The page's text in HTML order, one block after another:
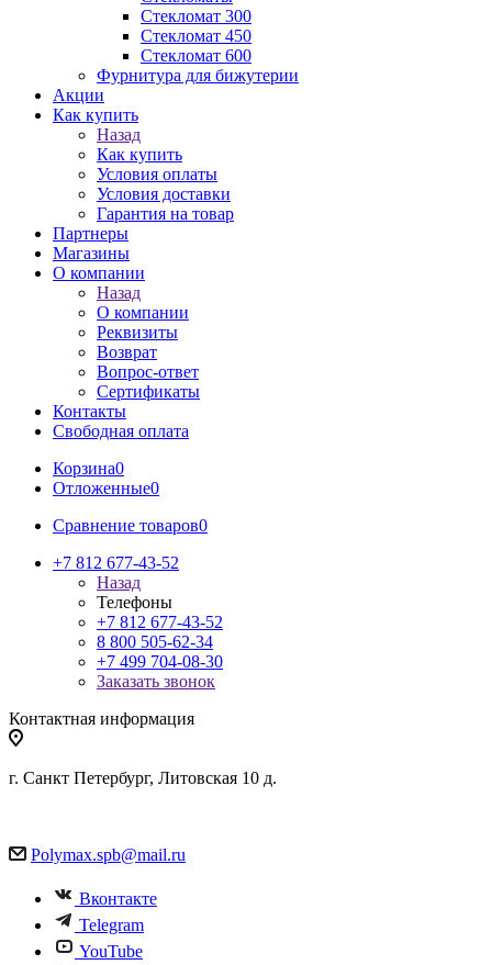
Стекломат 300
Стекломат 450
Стекломат 600
Фурнитура для бижутерии
Акции
Как купить
Назад
Как купить
Условия оплаты
Условия доставки
Гарантия на товар
Партнеры
Магазины
О компании
Назад
О компании
Реквизиты
Возврат
Вопрос-ответ
Сертификаты
Контакты
Свободная оплата
Корзина0
Отложенные0
Сравнение товаров0
+7 812 677-43-52
Назад
Телефоны
+7 812 677-43-52
8 800 505-62-34
+7 499 704-08-30
Заказать звонок
Контактная информация
г. Санкт Петербург, Литовская 10 д.
Polymax.spb@mail.ru
Вконтакте
Telegram
YouTube